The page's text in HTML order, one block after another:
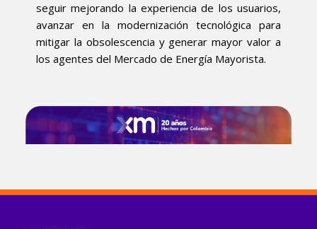
seguir mejorando la experiencia de los usuarios,
avanzar en la modernización tecnológica para
mitigar la obsolescencia y generar mayor valor a
los agentes del Mercado de Energía Mayorista.